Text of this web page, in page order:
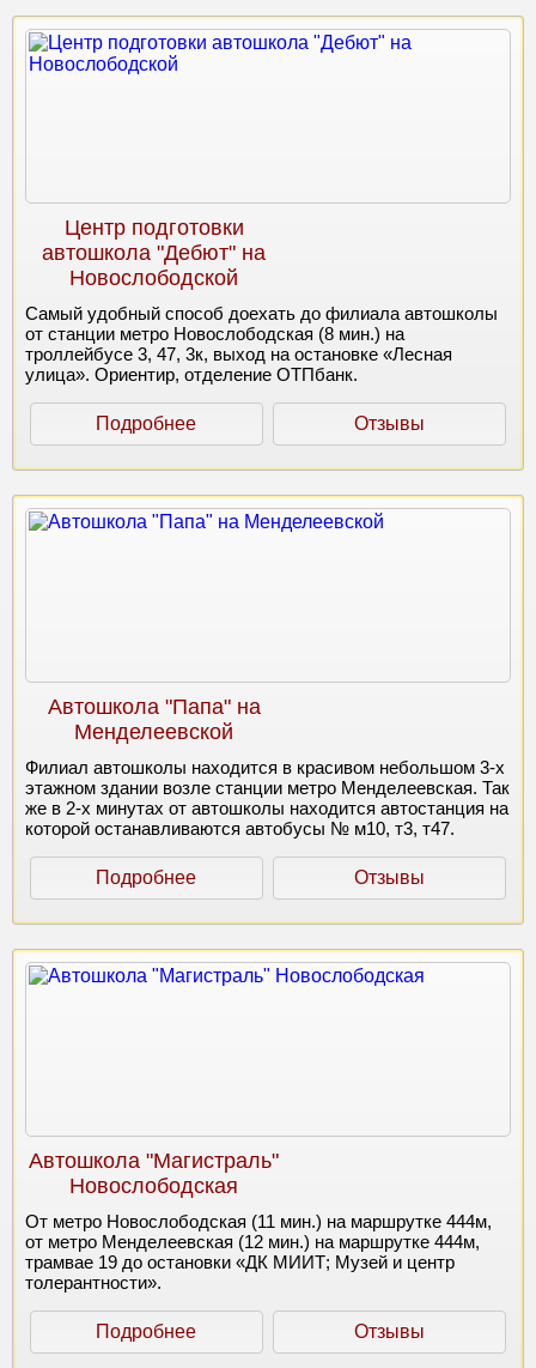
Центр подготовки
автошкола "Дебют" на
Новослободской
Самый удобный способ доехать до филиала автошколы
от станции метро Новослободская (8 мин.) на
троллейбусе 3, 47, 3к, выход на остановке «Лесная
улица». Ориентир, отделение ОТПбанк.
Подробнее Отзывы
Автошкола "Папа" на
Менделеевской
Филиал автошколы находится в красивом небольшом 3-х
этажном здании возле станции метро Менделеевская. Так
же в 2-х минутах от автошколы находится автостанция на
которой останавливаются автобусы № м10, т3, т47.
Подробнее Отзывы
Автошкола "Магистраль"
Новослободская
От метро Новослободская (11 мин.) на маршрутке 444м,
от метро Менделеевская (12 мин.) на маршрутке 444м,
трамвае 19 до остановки «ДК МИИТ; Музей и центр
толерантности».
Подробнее Отзывы